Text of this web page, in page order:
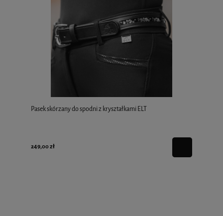
Pasek skórzany do spodni z kryształkami ELT
249,00 zł